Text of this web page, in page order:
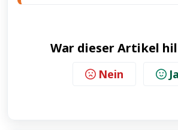
War dieser Artikel
Nein Ja